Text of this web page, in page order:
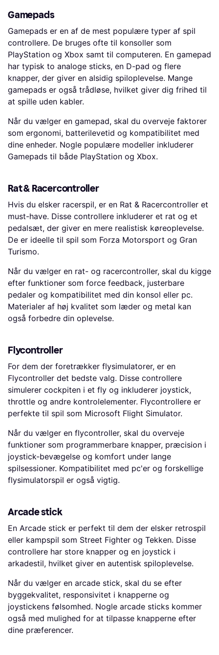
Gamepads
Gamepads er en af de mest populære typer af spil
controllere. De bruges ofte til konsoller som
PlayStation og Xbox samt til computeren. En gamepad
har typisk to analoge sticks, en D-pad og flere
knapper, der giver en alsidig spiloplevelse. Mange
gamepads er også trådløse, hvilket giver dig frihed til
at spille uden kabler.
Når du vælger en gamepad, skal du overveje faktorer
som ergonomi, batterilevetid og kompatibilitet med
dine enheder. Nogle populære modeller inkluderer
Gamepads til både PlayStation og Xbox.
Rat & Racercontroller
Hvis du elsker racerspil, er en Rat & Racercontroller et
must-have. Disse controllere inkluderer et rat og et
pedalsæt, der giver en mere realistisk køreoplevelse.
De er ideelle til spil som Forza Motorsport og Gran
Turismo.
Når du vælger en rat- og racercontroller, skal du kigge
efter funktioner som force feedback, justerbare
pedaler og kompatibilitet med din konsol eller pc.
Materialer af høj kvalitet som læder og metal kan
også forbedre din oplevelse.
Flycontroller
For dem der foretrækker flysimulatorer, er en
Flycontroller det bedste valg. Disse controllere
simulerer cockpiten i et fly og inkluderer joystick,
throttle og andre kontrolelementer. Flycontrollere er
perfekte til spil som Microsoft Flight Simulator.
Når du vælger en flycontroller, skal du overveje
funktioner som programmerbare knapper, præcision i
joystick-bevægelse og komfort under lange
spilsessioner. Kompatibilitet med pc'er og forskellige
flysimulatorspil er også vigtig.
Arcade stick
En Arcade stick er perfekt til dem der elsker retrospil
eller kampspil som Street Fighter og Tekken. Disse
controllere har store knapper og en joystick i
arkadestil, hvilket giver en autentisk spiloplevelse.
Når du vælger en arcade stick, skal du se efter
byggekvalitet, responsivitet i knapperne og
joystickens følsomhed. Nogle arcade sticks kommer
også med mulighed for at tilpasse knapperne efter
dine præferencer.